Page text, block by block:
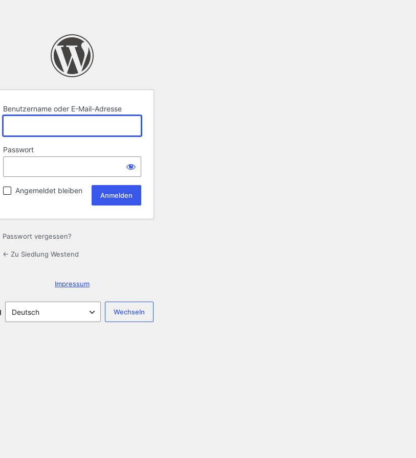
Benutzername oder E-Mail-Adresse
Passwort
Angemeldet bleiben
Passwort vergessen?
← Zu Siedlung Westend
Impressum
Sprache